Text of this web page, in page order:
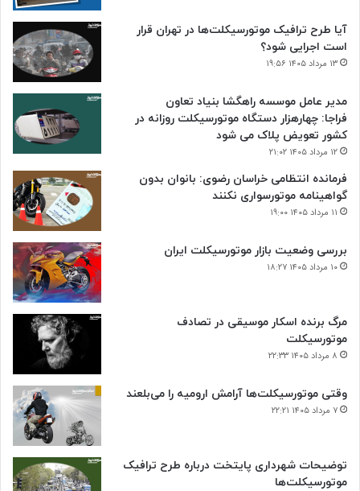
آیا طرح ترافیک موتورسیکلت‌ها در تهران قرار
است اجرایی شود؟
۱۳ مرداد ۱۴۰۵ ۱۹:۵۶
مدیر عامل موسسه راهگشا بنیاد تعاون
فراجا: چهارهزار دستگاه موتورسیکلت روزانه در
کشور تعویض پلاک می شود
۱۲ مرداد ۱۴۰۵ ۲۱:۰۲
فرمانده انتظامی خراسان رضوی: بانوان بدون
گواهینامه موتورسواری نکنند
۱۱ مرداد ۱۴۰۵ ۱۹:۰۰
بررسی وضعیت بازار موتورسیکلت ایران
۱۰ مرداد ۱۴۰۵ ۱۸:۲۷
مرگ برنده اسکار موسیقی در تصادف
موتورسیکلت
۸ مرداد ۱۴۰۵ ۲۲:۳۳
وقتی موتورسیکلت‌ها آرامش ارومیه را می‌بلعند
۷ مرداد ۱۴۰۵ ۲۲:۲۱
توضیحات شهرداری پایتخت درباره طرح ترافیک
موتورسیکلت‌ها